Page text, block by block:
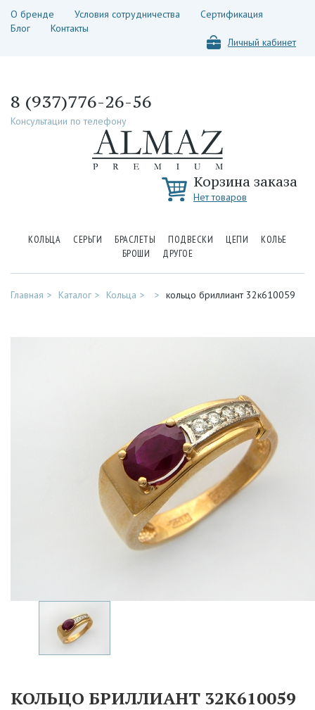
О бренде Условия сотрудничества
Сертификация
Блог
Контакты
Личный кабинет
8 (937)776-26-56
Консультации по телефону
Корзина заказа
Нет товаров
КОЛЬЦА СЕРЬГИ БРАСЛЕТЫ ПОДВЕСКИ ЦЕПИ
КОЛЬЕ
БРОШИ
ДРУГОЕ
Главная Каталог Кольца кольцо бриллиант 32к610059
КОЛЬЦО БРИЛЛИАНТ 32К610059